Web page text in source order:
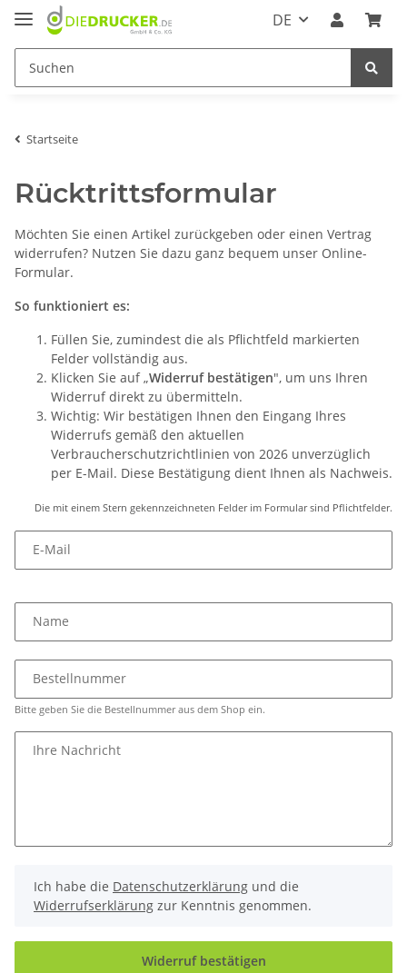
DE
Startseite
Rücktrittsformular
Möchten Sie einen Artikel zurückgeben oder einen Vertrag
widerrufen? Nutzen Sie dazu ganz bequem unser Online-
Formular.
So funktioniert es:
Füllen Sie, zumindest die als Pflichtfeld markierten
Felder vollständig aus.
Klicken Sie auf „Widerruf bestätigen", um uns Ihren
Widerruf direkt zu übermitteln.
Wichtig: Wir bestätigen Ihnen den Eingang Ihres
Widerrufs gemäß den aktuellen
Verbraucherschutzrichtlinien von 2026 unverzüglich
per E-Mail. Diese Bestätigung dient Ihnen als Nachweis.
Die mit einem Stern gekennzeichneten Felder im Formular sind Pflichtfelder.
E-Mail
Name
Bitte geben Sie die Bestellnummer aus dem Shop ein.
Bestellnummer
Ihre Nachricht
Ich habe die Datenschutzerklärung und die
Widerrufserklärung zur Kenntnis genommen.
Widerruf bestätigen